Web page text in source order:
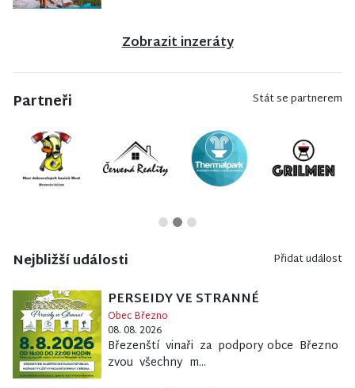
Zobrazit inzeráty
Partneři Stát se partnerem
Nejbližší události Přidat událost
PERSEIDY VE STRANNÉ
Obec Březno
08. 08. 2026
Březenští vinaři za podpory obce Březno
zvou všechny m...